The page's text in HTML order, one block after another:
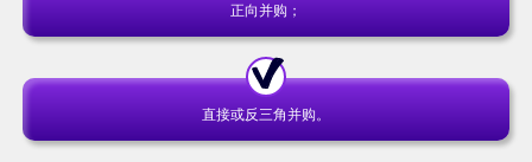
正向并购；
直接或反三角并购。